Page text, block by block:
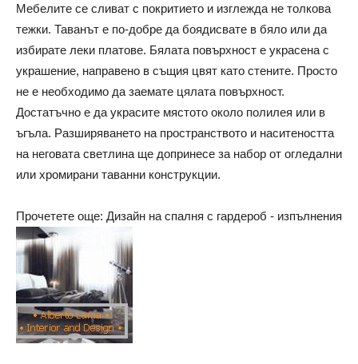
Мебелите се сливат с покритието и изглежда не толкова
тежки. Таванът е по-добре да боядисвате в бяло или да
избирате леки платове. Бялата повърхност е украсена с
украшение, направено в същия цвят като стените. Просто
не е необходимо да заемате цялата повърхност.
Достатъчно е да украсите мястото около полилея или в
ъгъла. Разширяването на пространството и наситеността
на неговата светлина ще допринесе за набор от огледални
или хромирани таванни конструкции.
Прочетете още: Дизайн на спалня с гардероб - изпълнения